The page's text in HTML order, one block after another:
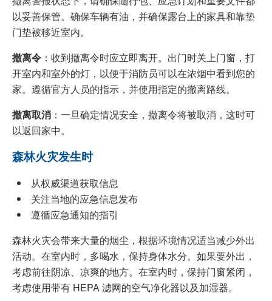
以妥善保管。确保车辆有油，并确保露台上的家具和靠垫
门垫被移近室内。
撤离令 ：收到撤离令时应立即离开。出门时关上门窗，打
开室内和室外的灯，以便于消防员可以在浓烟中看到您的
家。遵循官方人员的指示，并使用指定的撤离路线。
撤离取消 ：一旦确定情况安全，撤离令将被取消，这时可
以返回家中。
森林火灾发生时
从权威渠道获取信息
关注当地的应急信息发布
遵循应急通知的指引
森林火灾会带来大量的烟尘，根据环境情况适当减少外出
活动。在室内时，多喝水，保持身体水分。如果要外出，
考虑前往阴凉、凉爽的地方。在室内时，保持门窗紧闭，
考虑使用带有 HEPA 滤网的空气净化器以及加湿器。